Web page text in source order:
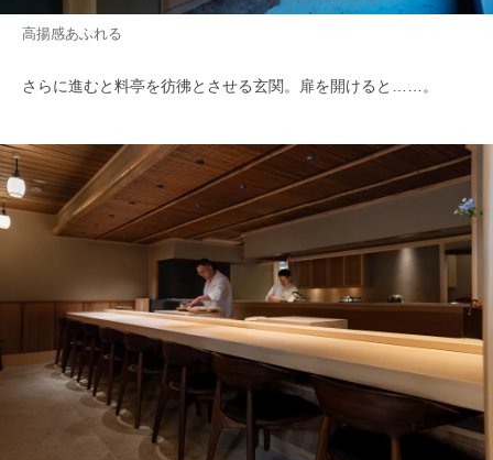
高揚感あふれる
さらに進むと料亭を彷彿とさせる玄関。扉を開けると……。